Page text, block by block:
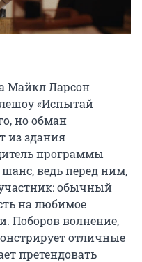
Майкл Ларсон
«Испытай
но обман
из здания
программы
ведь перед ним,
обычный
на любимое
Поборов волнение,
отличные
претендовать